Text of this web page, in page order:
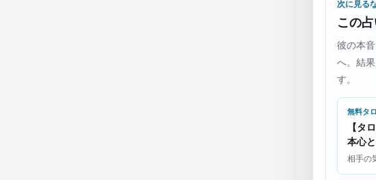
次に見る
この
彼の本
へ。結
す。
無料タ
【タ
本心
相手の